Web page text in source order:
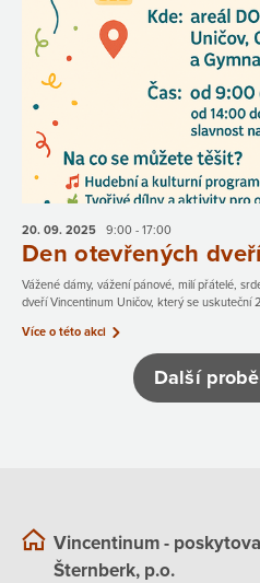
20. 09. 2025 9:00 - 17:00
Den otevřených
Vážené dámy, vážení pánové, milí přátelé,
dveří Vincentinum Uničov, který se uskuteční
Více o této akci
Další
Vincentinum -
Šternberk, p.o.